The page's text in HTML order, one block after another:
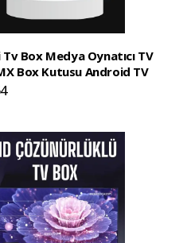
Box Medya Oynatıcı TV
Box Kutusu Android TV